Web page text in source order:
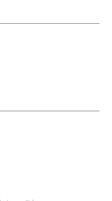
ひっかかりやすいの
の使用、湿度の高い場